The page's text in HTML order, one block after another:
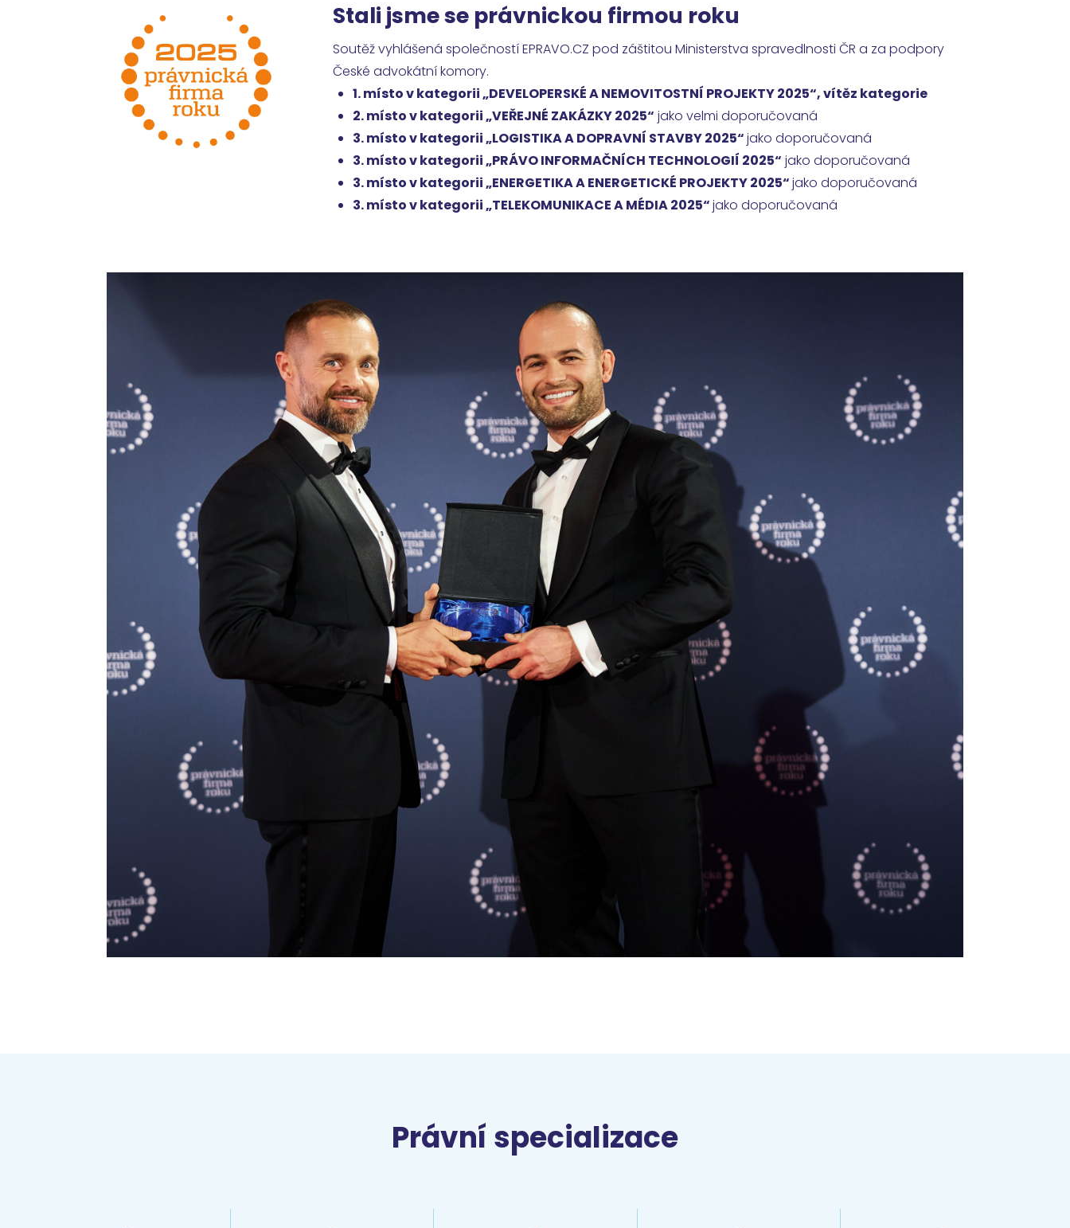
Stali jsme se právnickou firmou roku
Soutěž vyhlášená společností EPRAVO.CZ pod záštitou Ministerstva spravedlnosti ČR a za podpory
České advokátní komory.
1. místo v kategorii „DEVELOPERSKÉ A NEMOVITOSTNÍ PROJEKTY 2025“, vítěz kategorie
2. místo v kategorii „VEŘEJNÉ ZAKÁZKY 2025“ jako velmi doporučovaná
3. místo v kategorii „LOGISTIKA A DOPRAVNÍ STAVBY 2025“jako doporučovaná
3. místo v kategorii „PRÁVO INFORMAČNÍCH TECHNOLOGIÍ 2025“ jako doporučovaná
3. místo v kategorii „ENERGETIKA A ENERGETICKÉ PROJEKTY 2025“jako doporučovaná
3. místo v kategorii „TELEKOMUNIKACE A MÉDIA 2025“jako doporučovaná
Právní specializace